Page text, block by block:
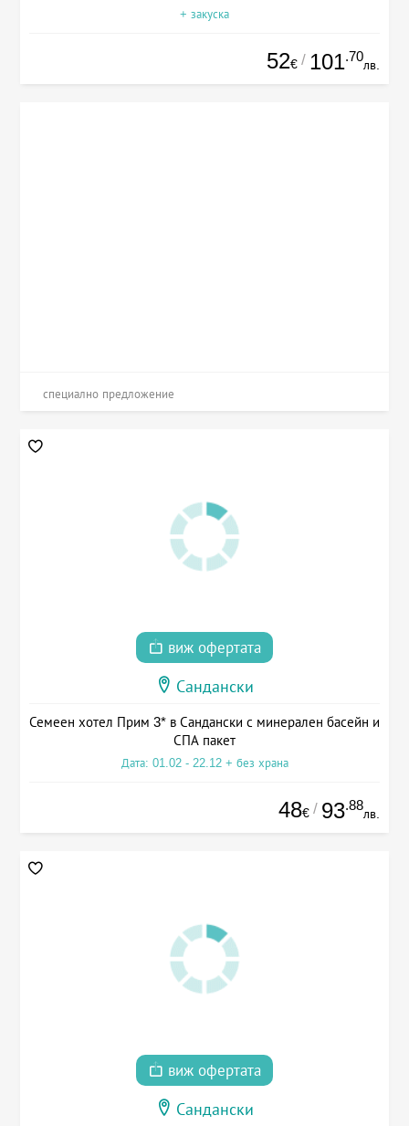
+ закуска
52€ / 101.70
лв.
специално предложение
виж офертата
Сандански
Семеен хотел Прим 3* в Сандански с минерален басейн и
СПА пакет
Дата: 01.02 - 22.12 + без храна
48€ / 93.88
лв.
виж офертата
Сандански